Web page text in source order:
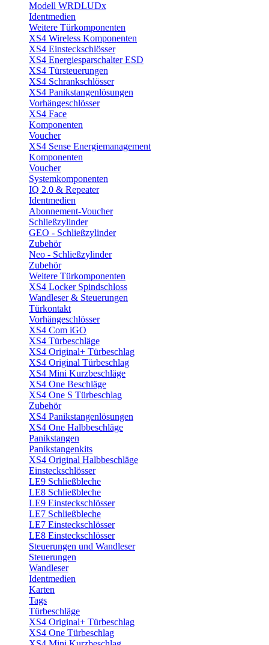
Modell WRDLUDx
Identmedien
Weitere Türkomponenten
XS4 Wireless Komponenten
XS4 Einsteckschlösser
XS4 Energiesparschalter ESD
XS4 Türsteuerungen
XS4 Schrankschlösser
XS4 Panikstangenlösungen
Vorhängeschlösser
XS4 Face
Komponenten
Voucher
XS4 Sense Energiemanagement
Komponenten
Voucher
Systemkomponenten
IQ 2.0 & Repeater
Identmedien
Abonnement-Voucher
Schließzylinder
GEO - Schließzylinder
Zubehör
Neo - Schließzylinder
Zubehör
Weitere Türkomponenten
XS4 Locker Spindschloss
Wandleser & Steuerungen
Türkontakt
Vorhängeschlösser
XS4 Com iGO
XS4 Türbeschläge
XS4 Original+ Türbeschlag
XS4 Original Türbeschlag
XS4 Mini Kurzbeschläge
XS4 One Beschläge
XS4 One S Türbeschlag
Zubehör
XS4 Panikstangenlösungen
XS4 One Halbbeschläge
Panikstangen
Panikstangenkits
XS4 Original Halbbeschläge
Einsteckschlösser
LE9 Schließbleche
LE8 Schließbleche
LE9 Einsteckschlösser
LE7 Schließbleche
LE7 Einsteckschlösser
LE8 Einsteckschlösser
Steuerungen und Wandleser
Steuerungen
Wandleser
Identmedien
Karten
Tags
Türbeschläge
XS4 Original+ Türbeschlag
XS4 One Türbeschlag